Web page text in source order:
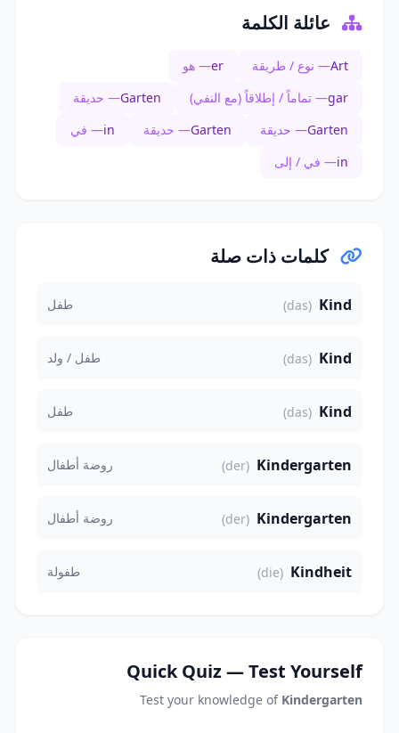
عائلة الكلمة
Art— نوع / طريقة er— هو
gar— تماماً / إطلاقاً (مع النفي) Garten— حديقة
Garten— حديقة Garten— حديقة in— في
in— في / إلى
كلمات ذات صلة
Kind
(das) طفل
Kind
(das) طفل / ولد
Kind
(das) طفل
Kindergarten
(der) روضة أطفال
Kindergarten
(der) روضة أطفال
Kindheit
(die) طفولة
Quick Quiz — Test Yourself
Test your knowledge of Kindergarten